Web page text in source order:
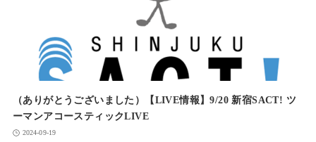
（ありがとうございました）【LIVE情報】9/20 新宿SACT! ツ
ーマンアコースティックLIVE
2024-09-19